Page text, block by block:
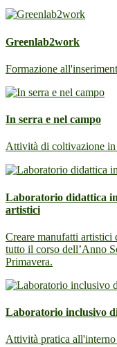
Greenlab2work
Formazione
In serra e nel campo
Attività di coltivazione in
Laboratorio didattica
artistici
Creare manufatti artistici
tutto il corso dell’Anno
Primavera.
Laboratorio inclusivo
Attività pratica